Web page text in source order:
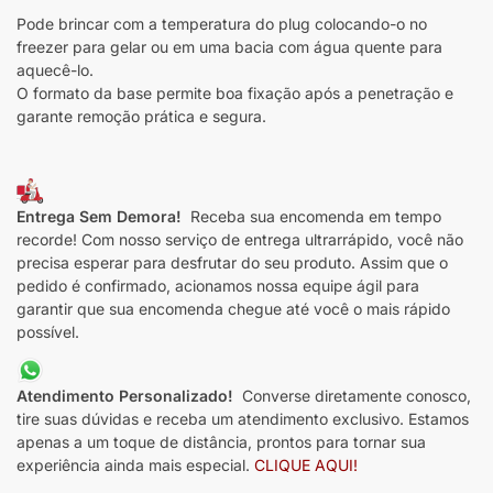
Pode brincar com a temperatura do plug colocando-o no
freezer para gelar ou em uma bacia com água quente para
aquecê-lo.
O formato da base permite boa fixação após a penetração e
garante remoção prática e segura.
Entrega Sem Demora! Receba sua encomenda em tempo
recorde! Com nosso serviço de entrega ultrarrápido, você não
precisa esperar para desfrutar do seu produto. Assim que o
pedido é confirmado, acionamos nossa equipe ágil para
garantir que sua encomenda chegue até você o mais rápido
possível.
Atendimento Personalizado! Converse diretamente conosco,
tire suas dúvidas e receba um atendimento exclusivo. Estamos
apenas a um toque de distância, prontos para tornar sua
experiência ainda mais especial. CLIQUE AQUI!